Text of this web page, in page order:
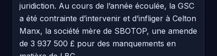
juridiction. Au cours de l’année écoulée, la GSC
a été contrainte d’intervenir et d’infliger à Celton
Manx, la société mère de SBOTOP, une amende
de 3 937 500 £ pour des manquements en